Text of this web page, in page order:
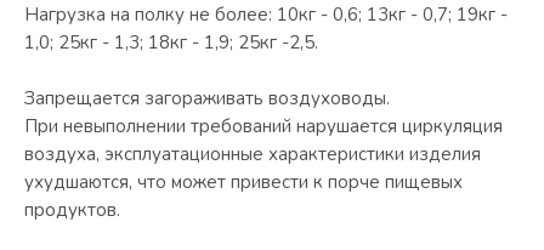
Нагрузка на полку не более: 10кг - 0,6; 13кг - 0,7; 19кг -
1,0; 25кг - 1,3; 18кг - 1,9; 25кг -2,5.
Запрещается загораживать воздуховоды.
При невыполнении требований нарушается циркуляция
воздуха, эксплуатационные характеристики изделия
ухудшаются, что может привести к порче пищевых
продуктов.